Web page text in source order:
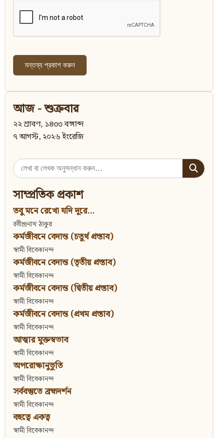
আজ - শুক্রবার
২২ শ্রাবণ, ১৪৩৩ বঙ্গাব্দ
৭ আগস্ট, ২০২৬ ইংরেজি
Search
for:
সাম্প্রতিক প্রকাশ
তবু মনে রেখো যদি দূরে...
রবীন্দ্রনাথ ঠাকুর
কর্মজীবনে বেদান্ত (চতুর্থ প্রস্তাব)
স্বামী বিবেকানন্দ
কর্মজীবনে বেদান্ত (তৃতীয় প্রস্তাব)
স্বামী বিবেকানন্দ
কর্মজীবনে বেদান্ত (দ্বিতীয় প্রস্তাব)
স্বামী বিবেকানন্দ
কর্মজীবনে বেদান্ত (প্রথম প্রস্তাব)
স্বামী বিবেকানন্দ
আত্মার মুক্তস্বভাব
স্বামী বিবেকানন্দ
অপরোক্ষানুভূতি
স্বামী বিবেকানন্দ
সর্ববস্তুতে ব্রহ্মদর্শন
স্বামী বিবেকানন্দ
বহুত্বে একত্ব
স্বামী বিবেকানন্দ